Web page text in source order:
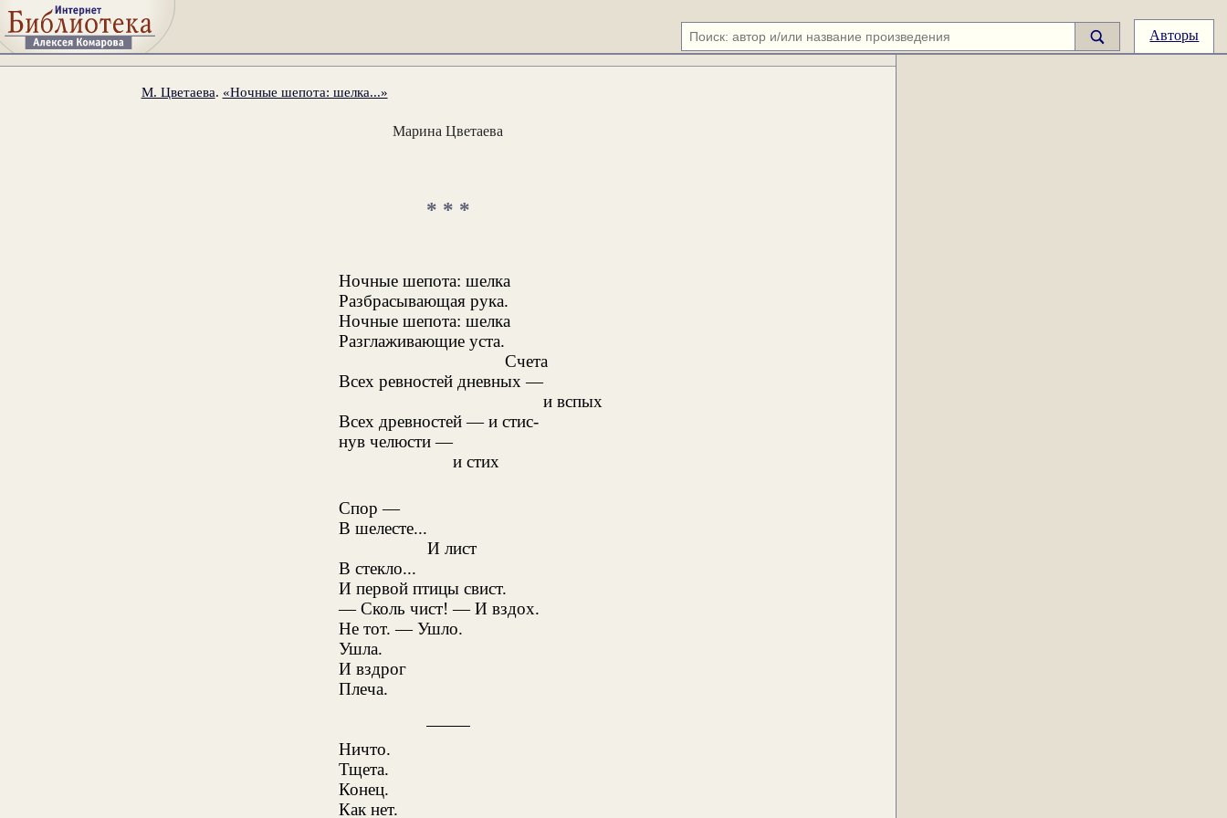
Авторы
М. Цветаева. «Ночные шепота: шелка...»
Марина Цветаева
* * *
Ночные шепота: шелка
Разбрасывающая рука.
Ночные шепота: шелка
Разглаживающие уста.
Счета
Всех ревностей дневных —
и вспых
Всех древностей — и стис-
нув челюсти —
и стих
Спор —
В шелесте...
И лист
В стекло...
И первой птицы свист.
— Сколь чист! — И вздох.
Не тот. — Ушло.
Ушла.
И вздрог
Плеча.
Ничто.
Тщета.
Конец.
Как нет.